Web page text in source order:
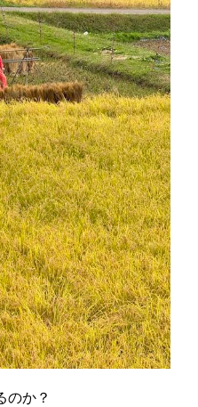
のか？